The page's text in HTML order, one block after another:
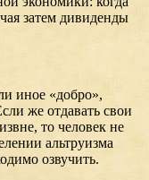
затем дивиденды
иное «добро»,
же отдавать свои
то человек не
альтруизма
озвучить.